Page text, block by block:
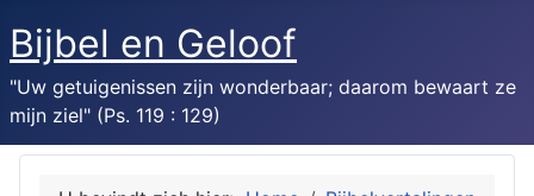
Bijbel en Geloof
"Uw getuigenissen zijn wonderbaar; daarom bewaart ze
mijn ziel" (Ps. 119 : 129)